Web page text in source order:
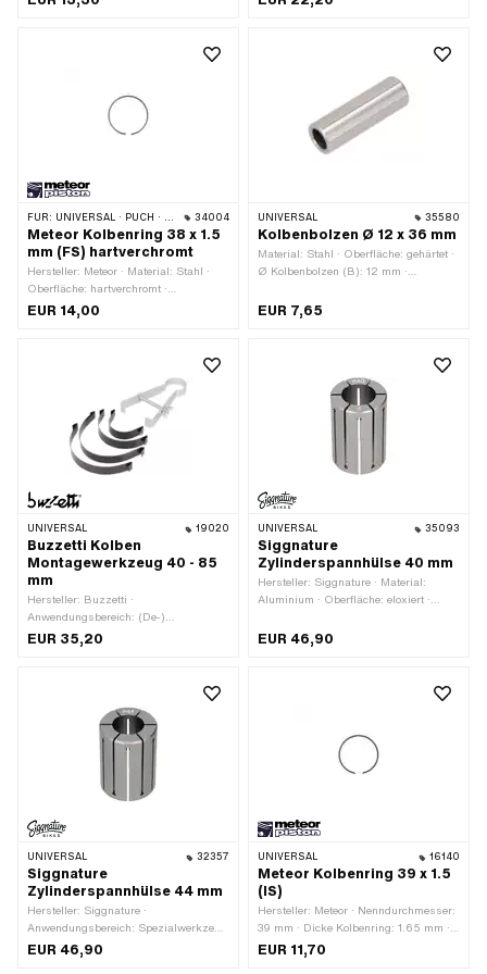
mm · Ø aussen: 21 mm · Hersteller:
mm · Ø aussen: 15 mm · Breite: 16.6
FÜR: UNIVERSAL · PUCH · SACHS 34004
Meteor Kolbenring 38 x 1.5
mm (FS) hartverchromt
Hersteller: Meteor · Material: Stahl ·
Oberfläche: hartverchromt ·
Nenndurchmesser: 38 mm ·
Kolbenringform: Rechteck-Ring · Höhe:
EUR 14,00
UNIVERSAL 35580
Kolbenbolzen Ø 12 x 36 mm
Material: Stahl · Oberfläche: gehärtet ·
Ø Kolbenbolzen (B): 12 mm ·
EUR 7,65
UNIVERSAL 19020
Buzzetti Kolben
Montagewerkzeug 40 - 85
mm
Hersteller: Buzzetti ·
Anwendungsbereich: (De-)
Montagewerkzeug · Material: Metall ·
Anzahl Bestandteile: 7 Stk. · Ø innen:
EUR 35,20
UNIVERSAL 35093
Siggnature
Zylinderspannhülse 40 mm
Hersteller: Siggnature · Material:
Aluminium · Oberfläche: eloxiert ·
Durchmesser: 40 mm · Gesamtlänge:
60 mm · Ø innen: 24 - 34.2 mm · Ø
Anwendungsbereich: Spezialwerkzeug
EUR 46,90
UNIVERSAL 32357
Siggnature
Zylinderspannhülse 44 mm
Hersteller: Siggnature ·
Anwendungsbereich: Spezialwerkzeug
· Material: Aluminium · Oberfläche:
EUR 46,90
UNIVERSAL 16140
Meteor Kolbenring 39 x 1.5
(IS)
Hersteller: Meteor · Nenndurchmesser:
39 mm · Dicke Kolbenring: 1.65 mm ·
Kolbenringform: Rechteck-Ring ·
EUR 11,70